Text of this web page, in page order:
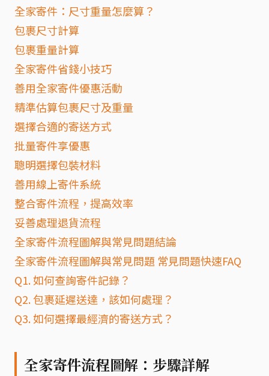
全家寄件：尺寸重量怎麼算？
包裹尺寸計算
包裹重量計算
全家寄件省錢小技巧
善用全家寄件優惠活動
精準估算包裹尺寸及重量
選擇合適的寄送方式
批量寄件享優惠
聰明選擇包裝材料
善用線上寄件系統
整合寄件流程，提高效率
妥善處理退貨流程
全家寄件流程圖解與常見問題結論
全家寄件流程圖解與常見問題 常見問題快速FAQ
Q1. 如何查詢寄件記錄？
Q2. 包裹延遲送達，該如何處理？
Q3. 如何選擇最經濟的寄送方式？
全家寄件流程圖解：步驟詳解